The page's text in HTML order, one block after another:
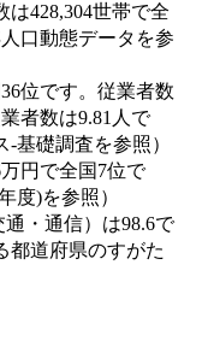
は428,304世帯で全
口動態データを参
位です。従業者数
者数は9.81人で
基礎調査を参照）
円で全国7位で
度)を参照）
・通信）は98.6で
都道府県のすがた